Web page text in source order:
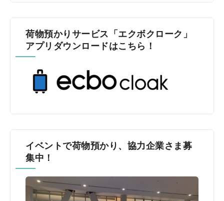
荷物預かりサービス「エクボクローク」
アプリダウンロードはこちら！
イベントで荷物預かり、協力企業さま募
集中！